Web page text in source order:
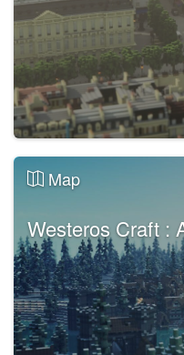
Map
Westeros Craft :